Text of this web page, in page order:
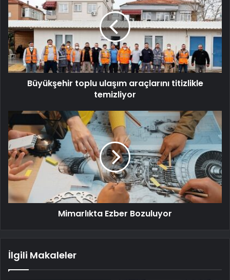
Büyükşehir toplu ulaşım araçlarını titizlikle
temizliyor
Mimarlıkta Ezber Bozuluyor
İlgili Makaleler